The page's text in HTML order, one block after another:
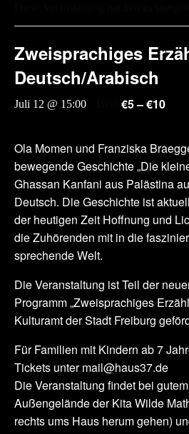
Zweisprachiges
Deutsch/Arabisch
Juli 12 @ 15:00 €5 – €10
Ola Momen und Franziska
bewegende Geschichte „Die
Ghassan Kanfani aus Palästina
Deutsch. Die Geschichte ist
der heutigen Zeit Hoffnung und
die Zuhörenden mit in die
sprechende Welt.
Die Veranstaltung ist Teil der
Programm „Zweisprachiges
Kulturamt der Stadt Freiburg
Für Familien mit Kindern ab 7
Tickets unter mail@haus37.de
Die Veranstaltung findet bei
Außengelände der Kita Wilde
rechts ums Haus herum gehen)